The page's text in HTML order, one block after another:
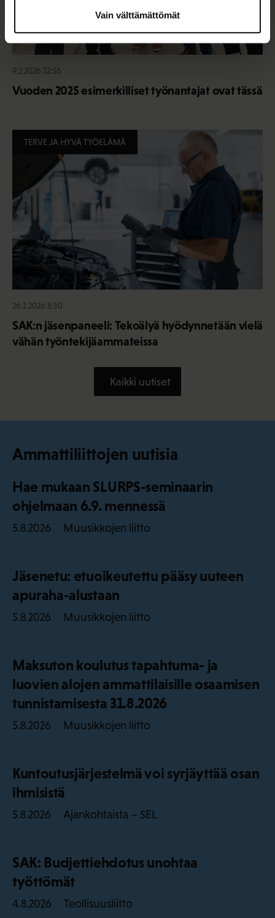
Vain välttämättömät
9.2.2026 12:56
Vuoden 2025 esimerkilliset työnantajat ovat tässä
TERVE JA HYVÄ TYÖELÄMÄ
26.1.2026 8:30
SAK:n jäsenpaneeli: Tekoälyä hyödynnetään vielä
vähän työntekijäammateissa
Kaikki uutiset
Ammattiliittojen uutisia
Hae mukaan SLURPS-seminaarin
ohjelmaan 6.9. mennessä
5.8.2026 Muusikkojen liitto
Jäsenetu: etuoikeutettu pääsy uuteen
apuraha-alustaan
5.8.2026 Muusikkojen liitto
Maksuton koulutus tapahtuma- ja
luovien alojen ammattilaisille osaamisen
tunnistamisesta 31.8.2026
5.8.2026 Muusikkojen liitto
Kuntoutusjärjestelmä voi syrjäyttää osan
ihmisistä
5.8.2026 Ajankohtaista – SEL
SAK: Budjettiehdotus unohtaa
työttömät
4.8.2026 Teollisuusliitto